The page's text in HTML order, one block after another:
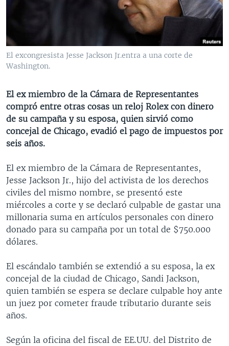
TECNOLOGÍA
DEPORTES
FOTOGRAFÍA
AUDIOS
EL MUNDO AL DÍA
FORO INTERAMERICANO
LAS CLAVES
PANORAMA
RADIO
AVANCE INFORMATIVO
BUENOS DÍAS AMÉRICA
ESTADOS UNIDOS AL DÍA
EL MUNDO AL DÍA [RADIO]
NOTA ECONÓMICA
ENTRETENIMIENTO
DIRECT
Learning English
SÍGANOS
Idiomas
El excongresista Jesse Jackson Jr.entra a una corte de
Washington.
El ex miembro de la Cámara de Representantes
compró entre otras cosas un reloj Rolex con dinero
de su campaña y su esposa, quien sirvió como
concejal de Chicago, evadió el pago de impuestos por
seis años.
El ex miembro de la Cámara de Representantes,
Jesse Jackson Jr., hijo del activista de los derechos
civiles del mismo nombre, se presentó este
miércoles a corte y se declaró culpable de gastar una
millonaria suma en artículos personales con dinero
donado para su campaña por un total de $750.000
dólares.
El escándalo también se extendió a su esposa, la ex
concejal de la ciudad de Chicago, Sandi Jackson,
quien también se espera se declare culpable hoy ante
un juez por cometer fraude tributario durante seis
años.
Según la oficina del fiscal de EE.UU. del Distrito de